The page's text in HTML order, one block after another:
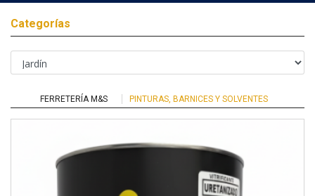
Categorías
FERRETERÍA M&S PINTURAS, BARNICES Y SOLVENTES